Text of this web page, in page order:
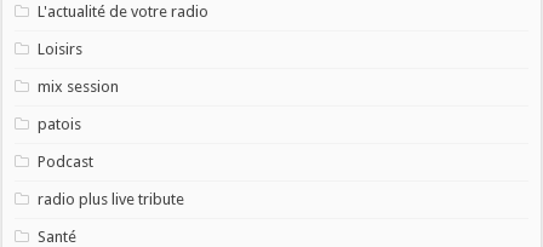
L'actualité de votre radio
Loisirs
mix session
patois
Podcast
radio plus live tribute
Santé